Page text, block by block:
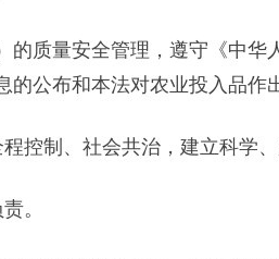
质量安全管理，遵守《中华
公布和本法对农业投入品作
制、社会共治，建立科学、
。